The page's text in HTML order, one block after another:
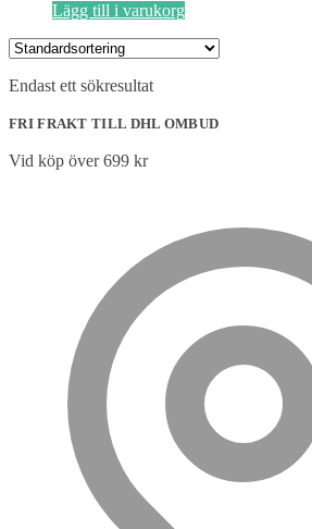
Lägg till i varukorg
Endast ett sökresultat
FRI FRAKT TILL DHL OMBUD
Vid köp över 699 kr